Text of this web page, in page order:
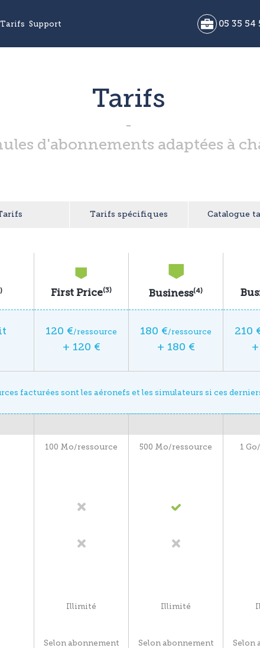
Tarifs Support 05 35 54
Tarifs
d'abonnements adaptées à
Tarifs spécifiques Catalogue
First Price(3) Business(4)
120 €/ressource
+ 120 €
180 €/ressource
+ 180 €
210
facturées sont les aéronefs et les simulateurs si ces
100 Mo/ressource 500 Mo/ressource 1
Illimité Illimité
Selon abonnement Selon abonnement Selon